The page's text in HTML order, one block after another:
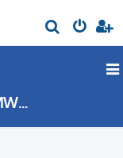
o
BMW 3 Serie (E36) Showroom